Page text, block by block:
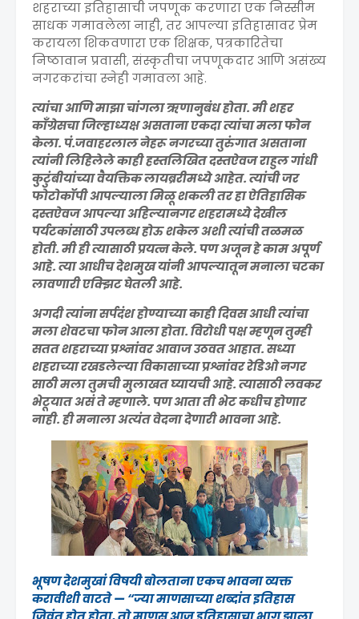
शहराच्या इतिहासाची जपणूक करणारा एक निस्सीम
साधक गमावलेला नाही, तर आपल्या इतिहासावर प्रेम
करायला शिकवणारा एक शिक्षक, पत्रकारितेचा
निष्ठावान प्रवासी, संस्कृतीचा जपणूकदार आणि असंख्य
नगरकरांचा स्नेही गमावला आहे.
त्यांचा आणि माझा चांगला ऋणानुबंध होता. मी शहर
काँग्रेसचा जिल्हाध्यक्ष असताना एकदा त्यांचा मला फोन
केला. पं.जवाहरलाल नेहरू नगरच्या तुरुंगात असताना
त्यांनी लिहिलेले काही हस्तलिखित दस्तऐवज राहुल गांधी
कुटुंबीयांच्या वैयक्तिक लायब्ररीमध्ये आहेत. त्यांची जर
फोटोकॉपी आपल्याला मिळू शकली तर हा ऐतिहासिक
दस्तऐवज आपल्या अहिल्यानगर शहरामध्ये देखील
पर्यटकांसाठी उपलब्ध होऊ शकेल अशी त्यांची तळमळ
होती. मी ही त्यासाठी प्रयत्न केले. पण अजून हे काम अपूर्ण
आहे. त्या आधीच देशमुख यांनी आपल्यातून मनाला चटका
लावणारी एक्झिट घेतली आहे.
अगदी त्यांना सर्पदंश होण्याच्या काही दिवस आधी त्यांचा
मला शेवटचा फोन आला होता. विरोधी पक्ष म्हणून तुम्ही
सतत शहराच्या प्रश्नांवर आवाज उठवत आहात. सध्या
शहराच्या रखडलेल्या विकासाच्या प्रश्नांवर रेडिओ नगर
साठी मला तुमची मुलाखत घ्यायची आहे. त्यासाठी लवकर
भेटूयात असं ते म्हणाले. पण आता ती भेट कधीच होणार
नाही. ही मनाला अत्यंत वेदना देणारी भावना आहे.
भूषण देशमुखां विषयी बोलताना एकच भावना व्यक्त
करावीशी वाटते — “ज्या माणसाच्या शब्दांत इतिहास